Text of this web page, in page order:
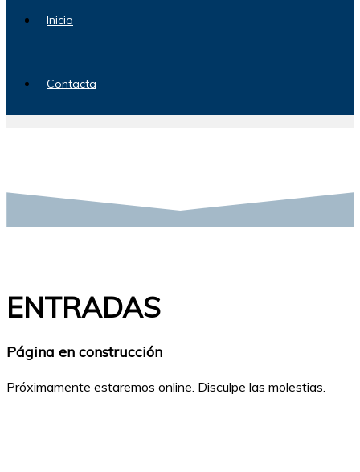
Inicio
Contacta
ENTRADAS
Página en construcción
Próximamente estaremos online. Disculpe las molestias.